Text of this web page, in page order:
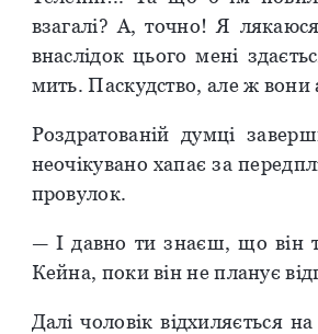
взагалі? А, точно! Я
внаслідок цього мені
мить. Паскудство, але ж
Роздратованій думці
неочікувано хапає за
провулок.
— І давно ти знаєш, що він
Кейна, поки він не планує
Далі чоловік відхиляється